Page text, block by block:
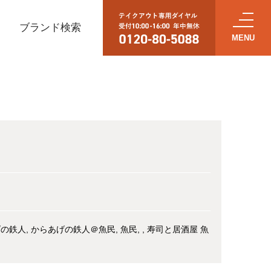
ブランド検索
鉄人 からあげの鉄人＠魚民 魚民
寿司と居酒屋 魚